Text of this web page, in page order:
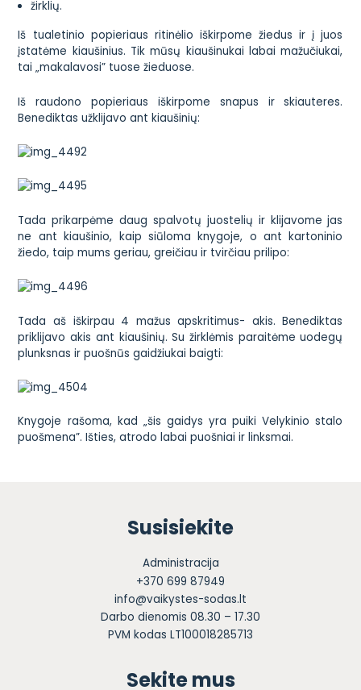
žirklių.
Iš tualetinio popieriaus ritinėlio iškirpome žiedus ir į juos
įstatėme kiaušinius. Tik mūsų kiaušinukai labai mažučiukai,
tai „makalavosi” tuose žieduose.
Iš raudono popieriaus iškirpome snapus ir skiauteres.
Benediktas užklijavo ant kiaušinių:
Tada prikarpėme daug spalvotų juostelių ir klijavome jas
ne ant kiaušinio, kaip siūloma knygoje, o ant kartoninio
žiedo, taip mums geriau, greičiau ir tvirčiau prilipo:
Tada aš iškirpau 4 mažus apskritimus- akis. Benediktas
priklijavo akis ant kiaušinių. Su žirklėmis paraitėme uodegų
plunksnas ir puošnūs gaidžiukai baigti:
Knygoje rašoma, kad „šis gaidys yra puiki Velykinio stalo
puošmena”. Išties, atrodo labai puošniai ir linksmai.
Susisiekite
Administracija
+370 699 87949
info@vaikystes-sodas.lt
Darbo dienomis 08.30 – 17.30
PVM kodas LT100018285713
Sekite mus